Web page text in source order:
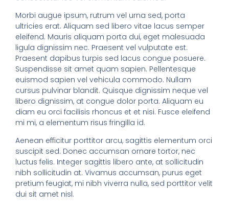
Morbi augue ipsum, rutrum vel urna sed, porta
ultricies erat. Aliquam sed libero vitae lacus semper
eleifend. Mauris aliquam porta dui, eget malesuada
ligula dignissim nec. Praesent vel vulputate est.
Praesent dapibus turpis sed lacus congue posuere.
Suspendisse sit amet quam sapien. Pellentesque
euismod sapien vel vehicula commodo. Nullam
cursus pulvinar blandit. Quisque dignissim neque vel
libero dignissim, at congue dolor porta. Aliquam eu
diam eu orci facilisis rhoncus et et nisi. Fusce eleifend
mi mi, a elementum risus fringilla id.
Aenean efficitur porttitor arcu, sagittis elementum orci
suscipit sed. Donec accumsan ornare tortor, nec
luctus felis. Integer sagittis libero ante, at sollicitudin
nibh sollicitudin at. Vivamus accumsan, purus eget
pretium feugiat, mi nibh viverra nulla, sed porttitor velit
dui sit amet nisl.